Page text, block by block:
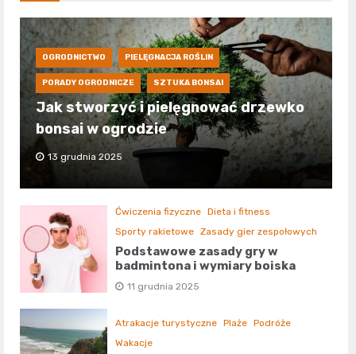
OGRODNICTWO PIELĘGNACJA ROŚLIN
PORADY OGRODNICZE SZTUKA BONSAI
Jak stworzyć i pielęgnować drzewko
bonsai w ogrodzie
13 grudnia 2025
Ćwiczenia fizyczne Dieta i fitness
Sporty rakietowe Zasady gier zespołowych
Podstawowe zasady gry w
badmintona i wymiary boiska
11 grudnia 2025
Atrakacje turystyczne Plaże Podróże
Wakacje